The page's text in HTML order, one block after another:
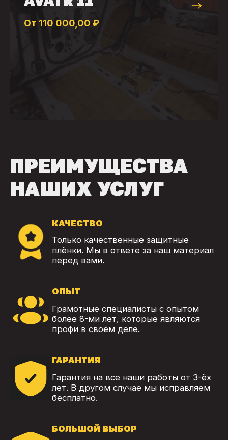
От 110 000,00 ₽
ПРЕИМУЩЕСТВА
НАШИХ УСЛУГ
КАЧЕСТВО
Только качественные защитные
плёнки. Мы в ответе за наш материал
перед вами.
ОПЫТ
Грамотные специалисты с опытом
более 8-ми лет, которые являются
профи в своём деле.
ГАРАНТИЯ
Гарантия на все наши работы от 3-ёх
лет. В другом случае мы исправляем
бесплатно.
БОЛЬШОЙ ВЫБОР